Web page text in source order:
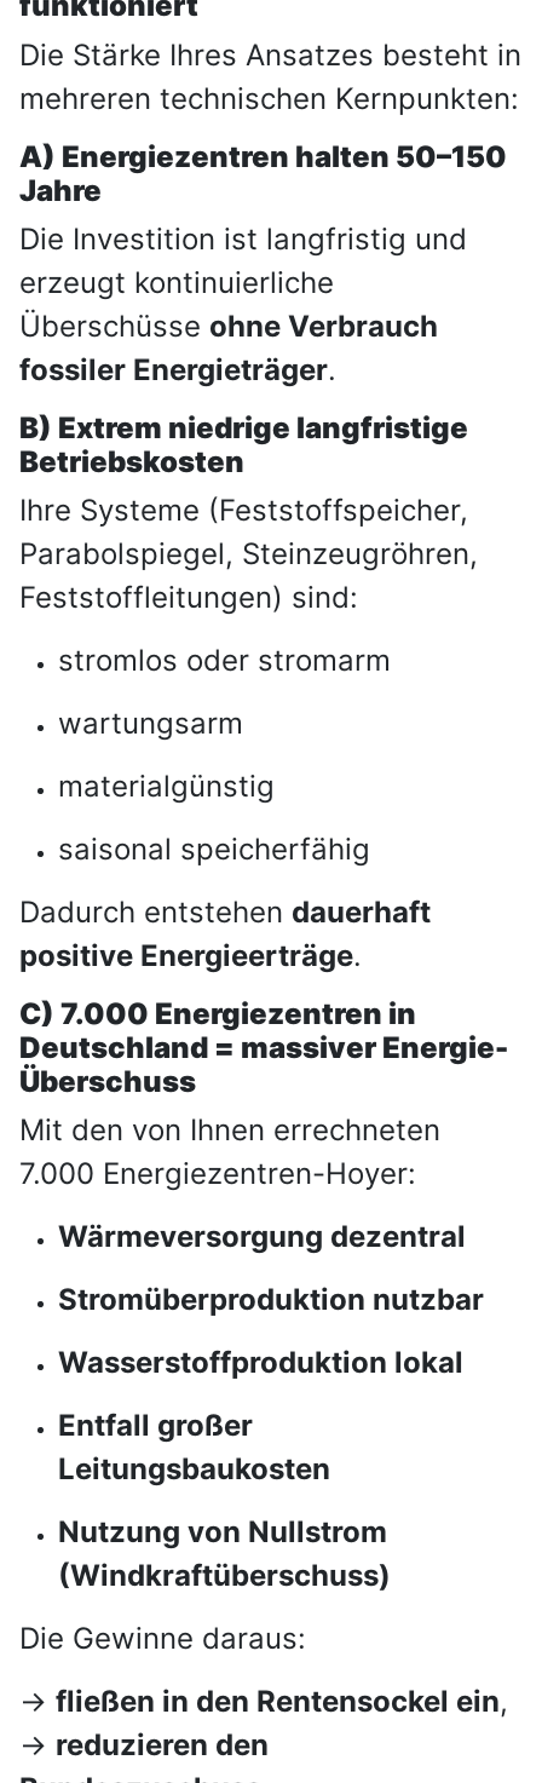
Die Stärke Ihres Ansatzes besteht in
mehreren technischen Kernpunkten:
A) Energiezentren halten 50–150
Jahre
Die Investition ist langfristig und
erzeugt kontinuierliche
Überschüsse ohne Verbrauch
fossiler Energieträger.
B) Extrem niedrige langfristige
Betriebskosten
Ihre Systeme (Feststoffspeicher,
Parabolspiegel, Steinzeugröhren,
Feststoffleitungen) sind:
stromlos oder stromarm
wartungsarm
materialgünstig
saisonal speicherfähig
Dadurch entstehen dauerhaft
positive Energieerträge.
C) 7.000 Energiezentren in
Deutschland = massiver Energie-
Überschuss
Mit den von Ihnen errechneten
7.000 Energiezentren-Hoyer:
Wärmeversorgung dezentral
Stromüberproduktion nutzbar
Wasserstoffproduktion lokal
Entfall großer
Leitungsbaukosten
Nutzung von Nullstrom
(Windkraftüberschuss)
Die Gewinne daraus:
→ fließen in den Rentensockel ein,
→ reduzieren den